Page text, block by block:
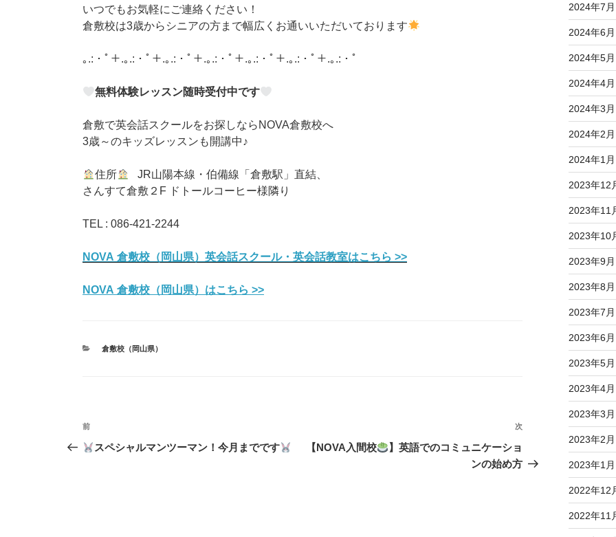
いつでもお気軽にご連絡ください！
倉敷校は3歳からシニアの方まで幅広くお通いいただいております
｡.:・ﾟ＋.｡.:・ﾟ＋.｡.:・ﾟ＋.｡.:・ﾟ＋.｡.:・ﾟ＋.｡.:・ﾟ＋.｡.:・ﾟ
無料体験レッスン随時受付中です
倉敷で英会話スクールをお探しならNOVA倉敷校へ
3歳～のキッズレッスンも開講中♪
住所
JR山陽本線・伯備線「倉敷駅」直結、
さんすて倉敷２F ドトールコーヒー様隣り
TEL : 086-421-2244
NOVA 倉敷校（岡山県）英会話スクール・英会話教室はこちら >>
NOVA 倉敷校（岡山県）はこちら >>
カ
倉敷校（岡山県）
投
稿
前
の
前
スペシャルマンツーマン！今月までです
次
投
次
【NOVA入間校
】英語でのコミュニケーショ
ンの始め方
2024年7月
2024年6月
2024年5月
2024年4月
2024年3月
2024年2月
2024年1月
2023年12
2023年11
2023年10
2023年9月
2023年8月
2023年7月
2023年6月
2023年5月
2023年4月
2023年3月
2023年2月
2023年1月
2022年12
2022年11